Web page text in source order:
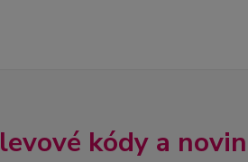
kódy a